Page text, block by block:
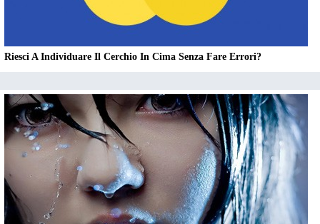
Riesci A Individuare Il Cerchio In Cima Senza Fare Errori?